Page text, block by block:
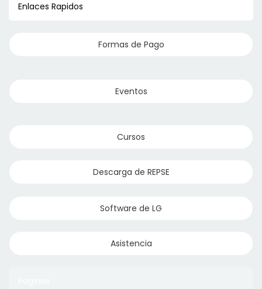
Enlaces Rapidos
Formas de Pago
Eventos
Cursos
Descarga de REPSE
Software de LG
Asistencia